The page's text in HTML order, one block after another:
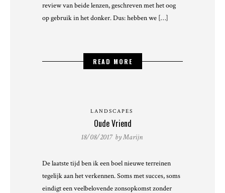
review van beide lenzen, geschreven met het oog
op gebruik in het donker. Dus: hebben we […]
READ MORE
LANDSCAPES
Oude Vriend
18/08/2017 byMarijn
De laatste tijd ben ik een boel nieuwe terreinen
tegelijk aan het verkennen. Soms met succes, soms
eindigt een veelbelovende zonsopkomst zonder